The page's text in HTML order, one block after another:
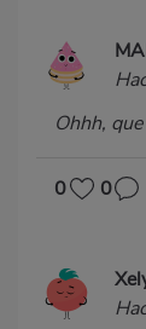
Ohhh,
0 0